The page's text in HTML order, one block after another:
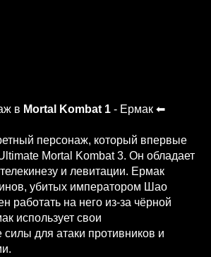
в Mortal Kombat 1 - Ермак ⬅
персонаж, который впервые
Mortal Kombat 3. Он обладает
и левитации. Ермак
убитых императором Шао
работать на него из-за чёрной
использует свои
силы для атаки противников и